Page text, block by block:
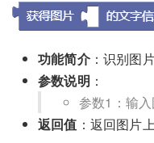
功能简介：识别图
参数说明 ：
参数1：输入
返回值 ：返回图片